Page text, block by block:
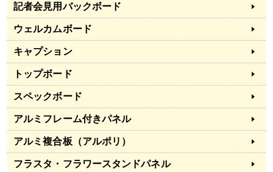
記者会見用バックボード
ウェルカムボード
キャプション
トップボード
スペックボード
アルミフレーム付きパネル
アルミ複合板（アルポリ）
フラスタ・フラワースタンドパネル